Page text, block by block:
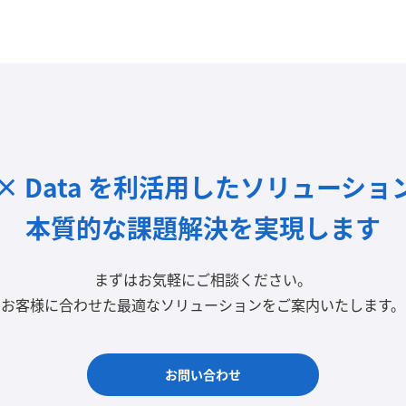
Data を利活用したソリューショ
本質的な課題解決を実現します
まずはお気軽にご相談ください。
お客様に合わせた最適なソリューションをご案内いたします。
お問い合わせ